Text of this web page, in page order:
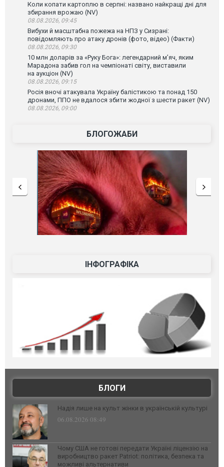
Коли копати картоплю в серпні: названо найкращі дні для
збирання врожаю (NV)
08.08.2026, 09:45
Вибухи й масштабна пожежа на НПЗ у Сизрані:
повідомляють про атаку дронів (фото, відео) (Факти)
08.08.2026, 09:30
10 млн доларів за «Руку Бога»: легендарний м’яч, яким
Марадона забив гол на чемпіонаті світу, виставили
на аукціон (NV)
08.08.2026, 09:15
Росія вночі атакувала Україну балістикою та понад 150
дронами, ППО не вдалося збити жодної з шести ракет (NV)
08.08.2026, 09:00
БЛОГОЖАБИ
ІНФОГРАФІКА
БЛОГИ
Надія лише на культ жінки в українській культурі
06.08.2026 08:49
Чому США не готові передати Україні ліцензію на
виробництво ракет Patriot: політика, безпека та
можливі альтернативи